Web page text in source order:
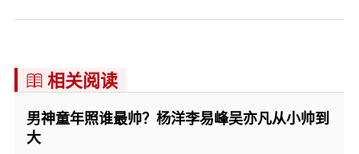
 相关阅读
男神童年照谁最帅？杨洋李易峰吴亦凡从小帅到
大